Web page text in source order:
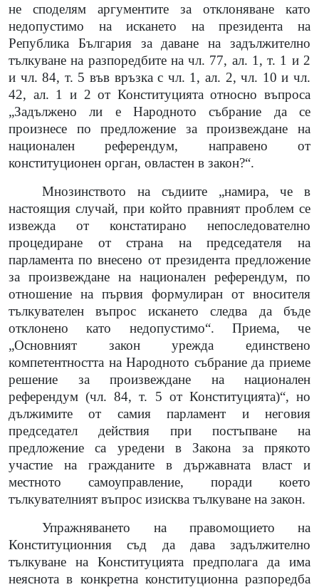
не споделям аргументите за отклоняване като
недопустимо на искането на президента на
Република България за даване на задължително
тълкуване на разпоредбите на чл. 77, ал. 1, т. 1 и 2
и чл. 84, т. 5 във връзка с чл. 1, ал. 2, чл. 10 и чл.
42, ал. 1 и 2 от Конституцията относно въпроса
„Задължено ли е Народното събрание да се
произнесе по предложение за произвеждане на
национален референдум, направено от
конституционен орган, овластен в закон?“.
Мнозинството на съдиите „намира, че в
настоящия случай, при който правният проблем се
извежда от констатирано непоследователно
процедиране от страна на председателя на
парламента по внесено от президента предложение
за произвеждане на национален референдум, по
отношение на първия формулиран от вносителя
тълкувателен въпрос искането следва да бъде
отклонено като недопустимо“. Приема, че
„Основният закон урежда единствено
компетентността на Народното събрание да приеме
решение за произвеждане на национален
референдум (чл. 84, т. 5 от Конституцията)“, но
дължимите от самия парламент и неговия
председател действия при постъпване на
предложение са уредени в Закона за прякото
участие на гражданите в държавната власт и
местното самоуправление, поради което
тълкувателният въпрос изисква тълкуване на закон.
Упражняването на правомощието на
Конституционния съд да дава задължително
тълкуване на Конституцията предполага да има
неяснота в конкретна конституционна разпоредба